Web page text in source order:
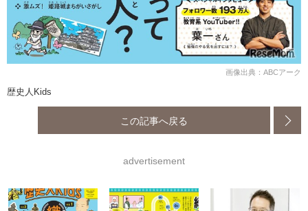
画像出典：ABCアーク
歴史人Kids
この記事へ戻る
advertisement